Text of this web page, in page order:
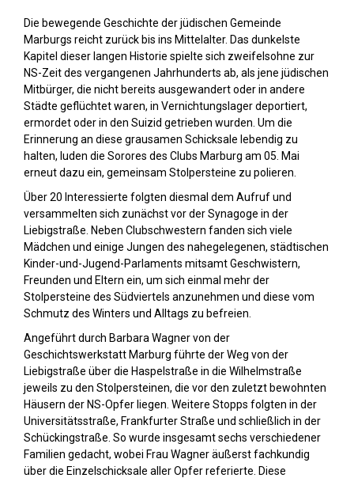
Die bewegende Geschichte der jüdischen Gemeinde
Marburgs reicht zurück bis ins Mittelalter. Das dunkelste
Kapitel dieser langen Historie spielte sich zweifelsohne zur
NS-Zeit des vergangenen Jahrhunderts ab, als jene jüdischen
Mitbürger, die nicht bereits ausgewandert oder in andere
Städte geflüchtet waren, in Vernichtungslager deportiert,
ermordet oder in den Suizid getrieben wurden. Um die
Erinnerung an diese grausamen Schicksale lebendig zu
halten, luden die Sorores des Clubs Marburg am 05. Mai
erneut dazu ein, gemeinsam Stolpersteine zu polieren.
Über 20 Interessierte folgten diesmal dem Aufruf und
versammelten sich zunächst vor der Synagoge in der
Liebigstraße. Neben Clubschwestern fanden sich viele
Mädchen und einige Jungen des nahegelegenen, städtischen
Kinder-und-Jugend-Parlaments mitsamt Geschwistern,
Freunden und Eltern ein, um sich einmal mehr der
Stolpersteine des Südviertels anzunehmen und diese vom
Schmutz des Winters und Alltags zu befreien.
Angeführt durch Barbara Wagner von der
Geschichtswerkstatt Marburg führte der Weg von der
Liebigstraße über die Haspelstraße in die Wilhelmstraße
jeweils zu den Stolpersteinen, die vor den zuletzt bewohnten
Häusern der NS-Opfer liegen. Weitere Stopps folgten in der
Universitätsstraße, Frankfurter Straße und schließlich in der
Schückingstraße. So wurde insgesamt sechs verschiedener
Familien gedacht, wobei Frau Wagner äußerst fachkundig
über die Einzelschicksale aller Opfer referierte. Diese